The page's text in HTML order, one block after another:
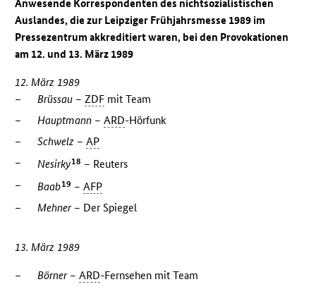
Anwesende Korrespondenten des nichtsozialistischen
Auslandes, die zur Leipziger Frühjahrsmesse 1989 im
Pressezentrum akkreditiert waren, bei den Provokationen
am 12. und 13. März 1989
12. März 1989
–
Brüssau – ZDF mit Team
–
Hauptmann – ARD-Hörfunk
–
Schwelz – AP
–
Nesirky18 – Reuters
–
Baab19 – AFP
–
Mehner – Der Spiegel
13. März 1989
– Börner – ARD-Fernsehen mit Team